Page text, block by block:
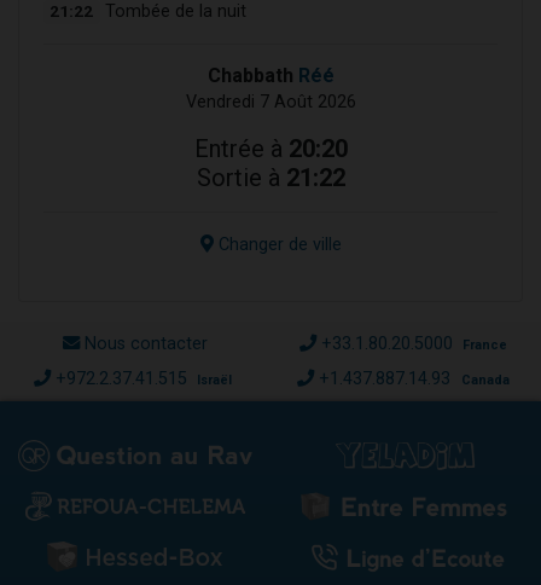
21:22 Tombée de la nuit
Chabbath Réé
Vendredi 7 Août 2026
Entrée à 20:20
Sortie à 21:22
Changer de ville
Nous contacter +33.1.80.20.5000 France
+972.2.37.41.515 Israël +1.437.887.14.93 Canada